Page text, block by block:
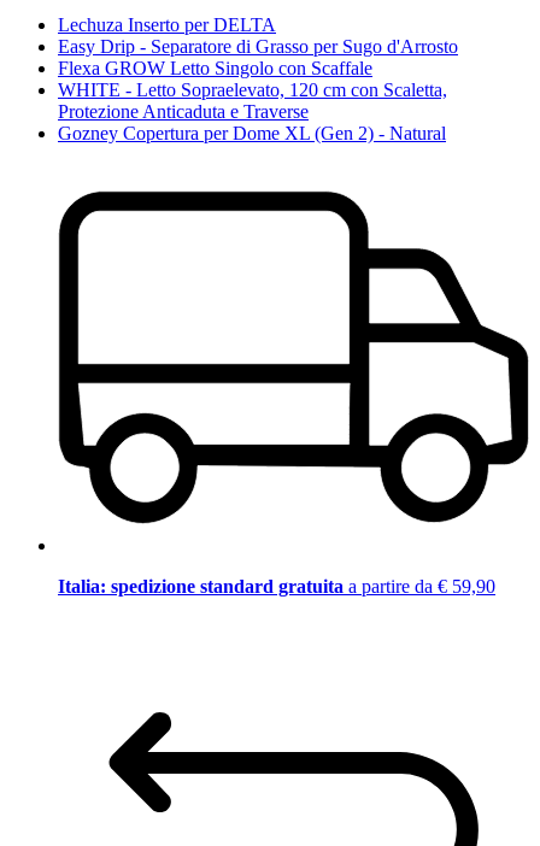
Lechuza Inserto per DELTA
Easy Drip - Separatore di Grasso per Sugo d'Arrosto
Flexa GROW Letto Singolo con Scaffale
WHITE - Letto Sopraelevato, 120 cm con Scaletta,
Protezione Anticaduta e Traverse
Gozney Copertura per Dome XL (Gen 2) - Natural
Italia: spedizione standard gratuita a partire da € 59,90